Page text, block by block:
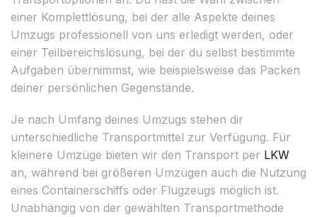
einer Komplettlösung, bei der alle Aspekte deines
Umzugs professionell von uns erledigt werden, oder
einer Teilbereichslösung, bei der du selbst bestimmte
Aufgaben übernimmst, wie beispielsweise das Packen
deiner persönlichen Gegenstände.
Je nach Umfang deines Umzugs stehen dir
unterschiedliche Transportmittel zur Verfügung. Für
kleinere Umzüge bieten wir den Transport per LKW
an, während bei größeren Umzügen auch die Nutzung
eines Containerschiffs oder Flugzeugs möglich ist.
Unabhängig von der gewählten Transportmethode